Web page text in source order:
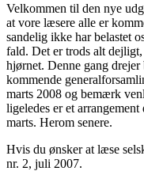
Velkommen til den nye
at vore læsere alle er
sandelig ikke har belastet
fald. Det er trods alt
hjørnet. Denne gang
kommende
marts 2008 og bemærk
ligeledes er et
marts. Herom senere.
Hvis du ønsker at læse
nr. 2, juli 2007.